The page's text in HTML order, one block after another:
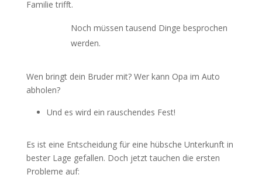
Familie trifft.
Noch müssen tausend Dinge besprochen
werden.
Wen bringt dein Bruder mit? Wer kann Opa im Auto
abholen?
Und es wird ein rauschendes Fest!
Es ist eine Entscheidung für eine hübsche Unterkunft in
bester Lage gefallen. Doch jetzt tauchen die ersten
Probleme auf: